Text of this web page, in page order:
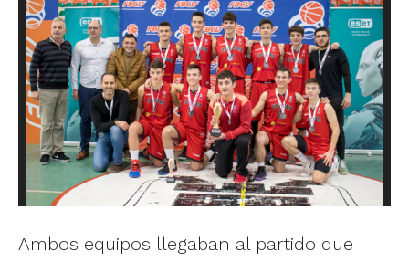
Ambos equipos llegaban al partido que